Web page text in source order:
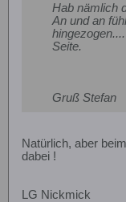
Hab nämlich
An und an
Seite.
Gruß Stefan
Natürlich, aber
dabei !
LG Nickmick